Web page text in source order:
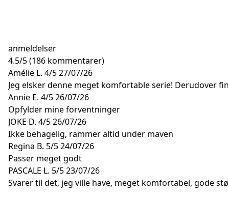
anmeldelser
4.5/5(186 kommentarer)
Amélie L. 4/527/07/26
Jeg elsker denne meget komfortable serie! Derudover
Annie E. 4/526/07/26
Opfylder mine forventninger
JOKE D. 4/526/07/26
Ikke behagelig, rammer altid under maven
Regina B. 5/524/07/26
Passer meget godt
PASCALE L. 5/523/07/26
Svarer til det, jeg ville have, meget komfortabel, gode